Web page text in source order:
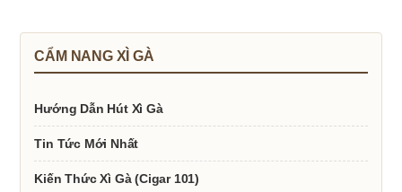
CẨM NANG XÌ GÀ
Hướng Dẫn Hút Xì Gà
Tin Tức Mới Nhất
Kiến Thức Xì Gà (Cigar 101)